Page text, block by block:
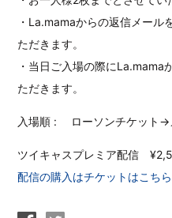
・La.mamaからの返信メール
ただきます。
・当日ご入場の際にLa.mama
ただきます。
入場順 : ローソンチケット→
ツイキャスプレミア配信
配信の購入はチケットはこちら